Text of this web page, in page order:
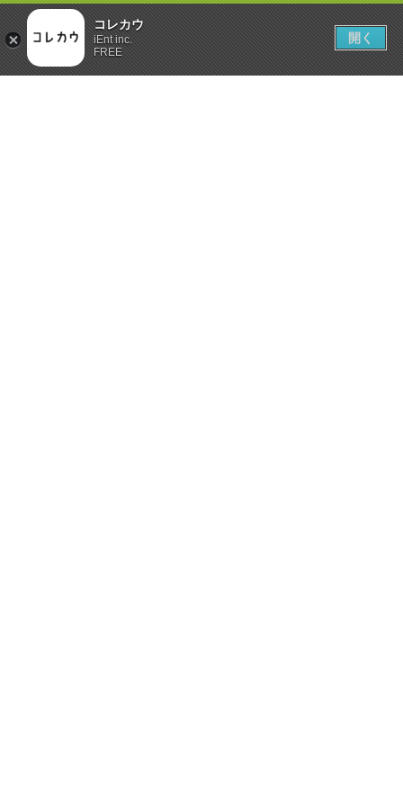
コレカウ
iEnt inc.
FREE
開く